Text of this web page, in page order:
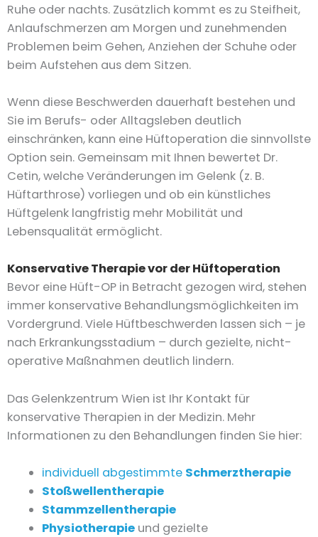
Ruhe oder nachts. Zusätzlich kommt es zu Steifheit,
Anlaufschmerzen am Morgen und zunehmenden
Problemen beim Gehen, Anziehen der Schuhe oder
beim Aufstehen aus dem Sitzen.
Wenn diese Beschwerden dauerhaft bestehen und
Sie im Berufs- oder Alltagsleben deutlich
einschränken, kann eine Hüftoperation die sinnvollste
Option sein. Gemeinsam mit Ihnen bewertet Dr.
Cetin, welche Veränderungen im Gelenk (z. B.
Hüftarthrose) vorliegen und ob ein künstliches
Hüftgelenk langfristig mehr Mobilität und
Lebensqualität ermöglicht.
Konservative Therapie vor der Hüftoperation
Bevor eine Hüft-OP in Betracht gezogen wird, stehen
immer konservative Behandlungsmöglichkeiten im
Vordergrund. Viele Hüftbeschwerden lassen sich – je
nach Erkrankungsstadium – durch gezielte, nicht-
operative Maßnahmen deutlich lindern.
Das Gelenkzentrum Wien ist Ihr Kontakt für
konservative Therapien in der Medizin. Mehr
Informationen zu den Behandlungen finden Sie hier:
individuell abgestimmte Schmerztherapie
Stoßwellentherapie
Stammzellentherapie
Physiotherapie und gezielte